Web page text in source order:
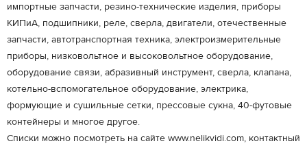
импортные запчасти, резино-технические изделия, приборы
КИПиА, подшипники, реле, сверла, двигатели, отечественные
запчасти, автотранспортная техника, электроизмерительные
приборы, низковольтное и высоковольтное оборудование,
оборудование связи, абразивный инструмент, сверла, клапана,
котельно-вспомогательное оборудование, электрика,
формующие и сушильные сетки, прессовые сукна, 40-футовые
контейнеры и многое другое.
Списки можно посмотреть на сайте www.nelikvidi.com, контактный